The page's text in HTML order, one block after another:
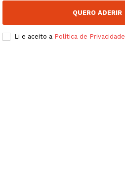
Europa
Grande Entrevista
Publicidade
QUERO ADERIR
Li e aceito a Política de Privacidade